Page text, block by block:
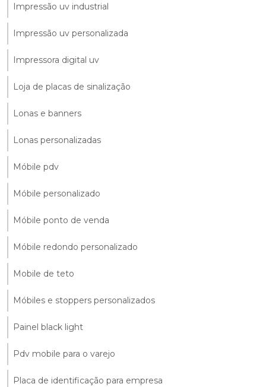
Impressão uv industrial
Impressão uv personalizada
Impressora digital uv
Loja de placas de sinalização
Lonas e banners
Lonas personalizadas
Móbile pdv
Móbile personalizado
Móbile ponto de venda
Móbile redondo personalizado
Mobile de teto
Móbiles e stoppers personalizados
Painel black light
Pdv mobile para o varejo
Placa de identificação para empresa